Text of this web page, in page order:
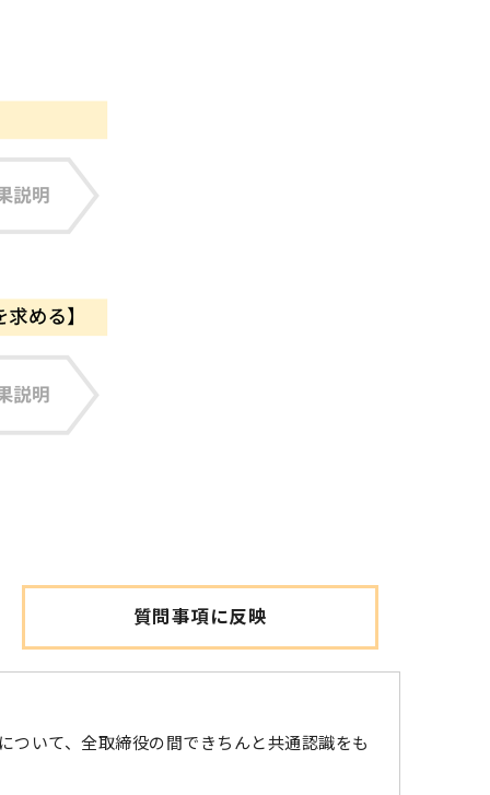
質問事項に反映
いて、全取締役の間できちんと共通認識をも